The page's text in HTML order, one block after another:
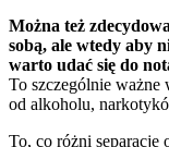
Można też
sobą, ale wtedy aby
warto udać się do
To szczególnie ważne
od alkoholu,
To, co różni separację